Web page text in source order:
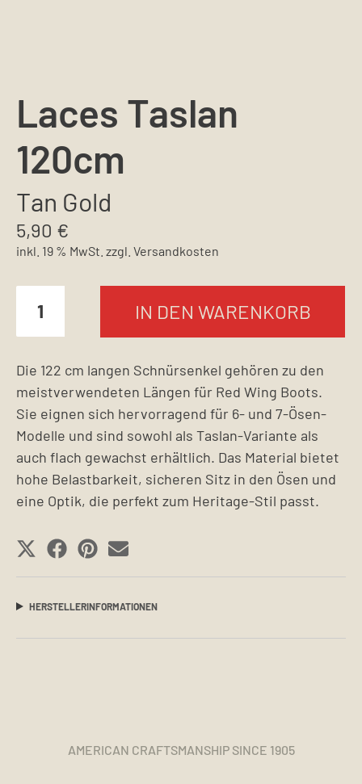
Laces Taslan
120cm
Tan Gold
5,90 €
inkl. 19 % MwSt. zzgl. Versandkosten
IN DEN WARENKORB
Die 122 cm langen Schnürsenkel gehören zu den
meistverwendeten Längen für Red Wing Boots.
Sie eignen sich hervorragend für 6- und 7-Ösen-
Modelle und sind sowohl als Taslan-Variante als
auch flach gewachst erhältlich. Das Material bietet
hohe Belastbarkeit, sicheren Sitz in den Ösen und
eine Optik, die perfekt zum Heritage-Stil passt.
SHARE
ON
X
(TWITTER)
SHARE
ON
FACEBOOK
SHARE
ON
PINTEREST
SHARE
ON
EMAIL
HERSTELLERINFORMATIONEN
AMERICAN CRAFTSMANSHIP SINCE 1905